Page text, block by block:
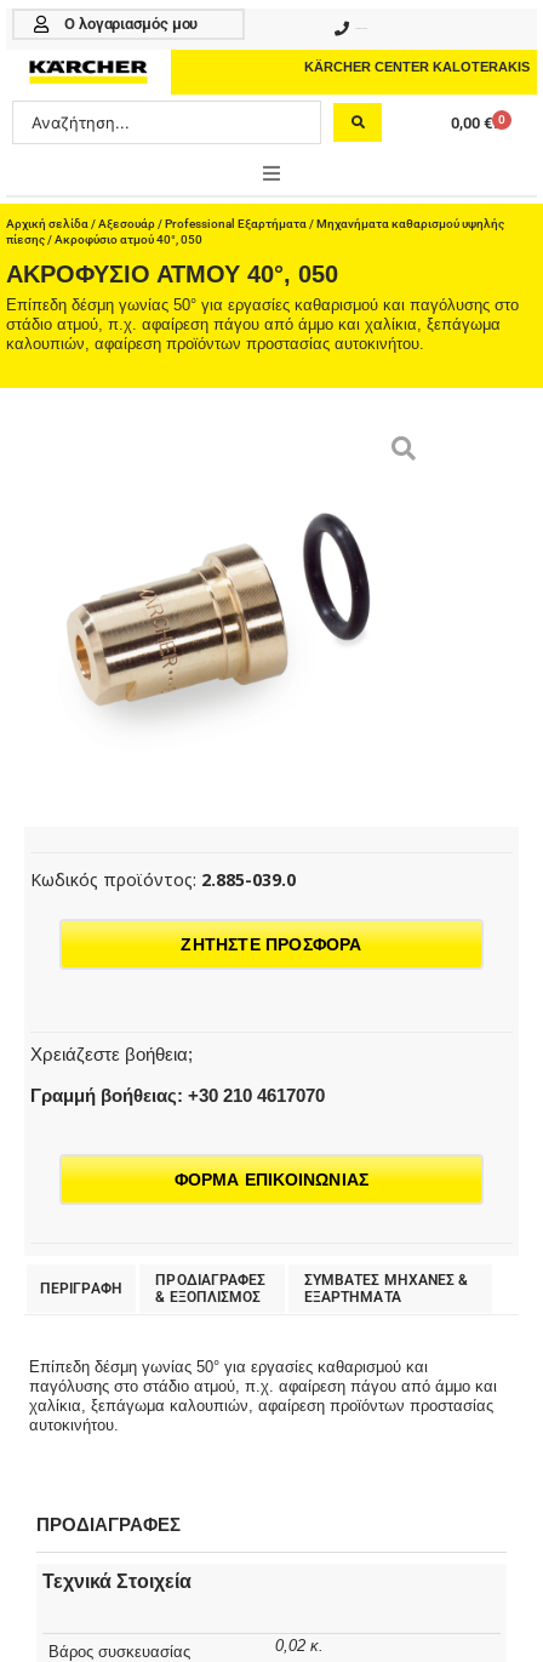
Μετάβαση
περιεχόμενο
Ο λογαριασμός μου
KÄRCHER CENTER KALOTERAKIS
Search
...
0,00 € 0
Cart
ONLINE SHOP
HOME & GARDEN
PROFESSIONAL
Αρχική σελίδα /Αξεσουάρ/Professional Εξαρτήματα /Μηχανήματα καθαρισμού υψηλής
πίεσης/ Ακροφύσιο ατμού 40°, 050
ΑΚΡΟΦΎΣΙΟ ΑΤΜΟΎ 40°, 050
Επίπεδη δέσμη γωνίας 50° για εργασίες καθαρισμού και παγόλυσης στο
στάδιο ατμού, π.χ. αφαίρεση πάγου από άμμο και χαλίκια, ξεπάγωμα
καλουπιών, αφαίρεση προϊόντων προστασίας αυτοκινήτου.
Κωδικός προϊόντος: 2.885-039.0
ΖΗΤΗΣΤΕ ΠΡΟΣΦΟΡΑ
Χρειάζεστε βοήθεια;
Γραμμή βοήθειας: +30 210 4617070
ΦΟΡΜΑ ΕΠΙΚΟΙΝΩΝΙΑΣ
ΠΕΡΙΓΡΑΦΗ
ΠΡΟΔΙΑΓΡΑΦΕΣ
& EΞΟΠΛΙΣΜΟΣ
ΣΥΜΒΑΤΕΣ ΜΗΧΑΝΕΣ &
ΕΞΑΡΤΗΜΑΤΑ
Επίπεδη δέσμη γωνίας 50° για εργασίες καθαρισμού και
παγόλυσης στο στάδιο ατμού, π.χ. αφαίρεση πάγου από άμμο και
χαλίκια, ξεπάγωμα καλουπιών, αφαίρεση προϊόντων προστασίας
αυτοκινήτου.
ΠΡΟΔΙΑΓΡΑΦΕΣ
Τεχνικά Στοιχεία
Βάρος συσκευασίας 0,02 κ.